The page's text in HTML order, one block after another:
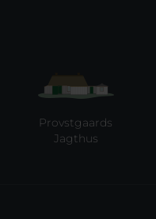
Provstgaards
Jagthus